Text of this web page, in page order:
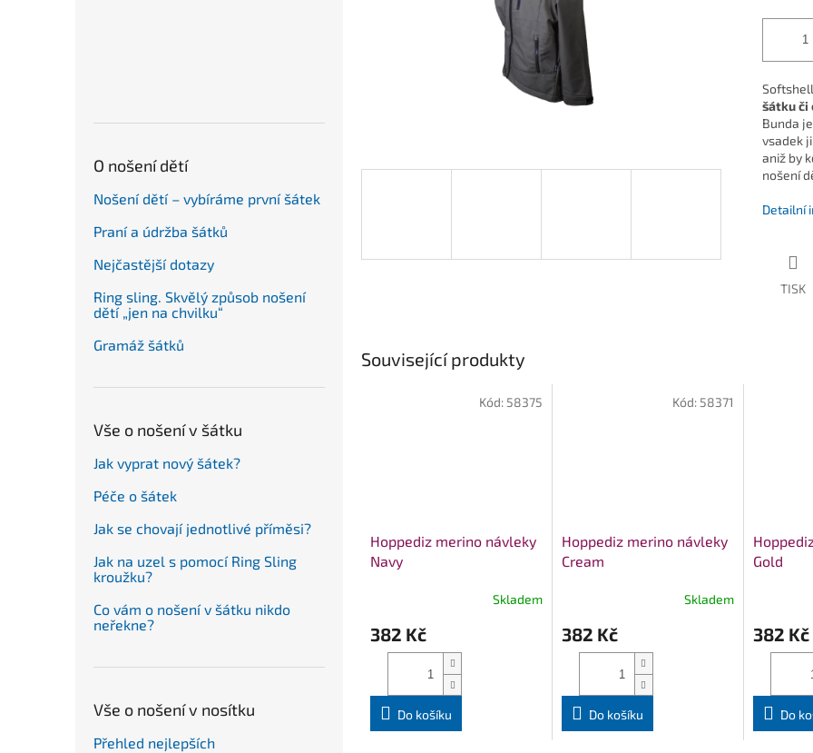
O nošení dětí
Nošení dětí – vybíráme první šátek
Praní a údržba šátků
Nejčastější dotazy
Ring sling. Skvělý způsob nošení
dětí „jen na chvilku“
Gramáž šátků
Vše o nošení v šátku
Jak vyprat nový šátek?
Péče o šátek
Jak se chovají jednotlivé příměsi?
Jak na uzel s pomocí Ring Sling
kroužku?
Co vám o nošení v šátku nikdo
neřekne?
Vše o nošení v nosítku
Přehled nejlepších
šátku či
Bunda
vsadek
aniž by
nošení
Detailní
TISK
Související produkty
Hoppediz merino návleky
Navy
Skladem
382 Kč
Do košíku
Kód: 58375
Hoppediz merino návleky
Cream
Skladem
382 Kč
Do košíku
Kód: 58371
Gold
382 Kč
Do